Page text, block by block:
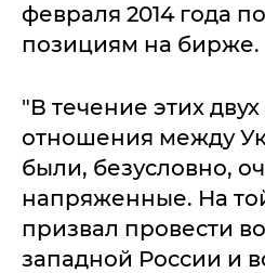
февраля 2014 года
позициям на бирже.
"В течение этих
отношения между
были, безусловно,
напряженные. На
призвал провести
западной России и